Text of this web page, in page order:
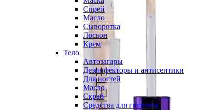
Спрей
Масло
Сыворотка
Лосьон
Крем
Тело
Автозагары
Дезинфекторы и антисептики
Для ногтей
Масло
Скраб
Средства для гигиены